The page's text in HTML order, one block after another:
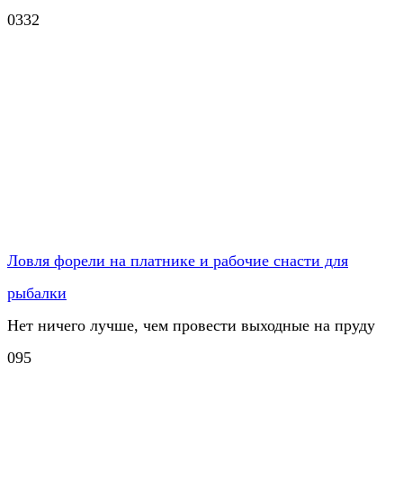
0332
Ловля форели на платнике и рабочие снасти для
рыбалки
Нет ничего лучше, чем провести выходные на пруду
095